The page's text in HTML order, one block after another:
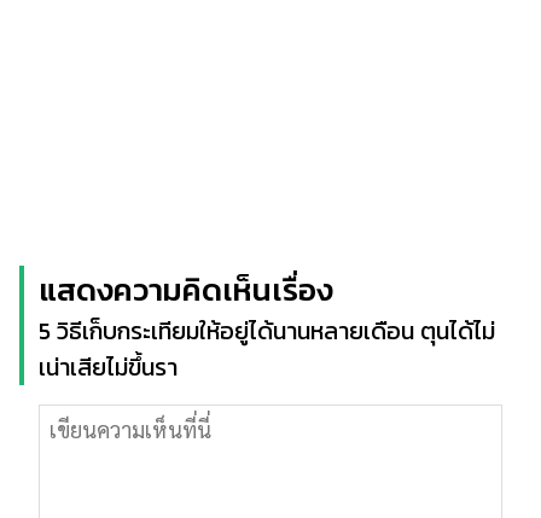
แสดงความคิดเห็นเรื่อง
5 วิธีเก็บกระเทียมให้อยู่ได้นานหลายเดือน ตุนได้ไม่
เน่าเสียไม่ขึ้นรา